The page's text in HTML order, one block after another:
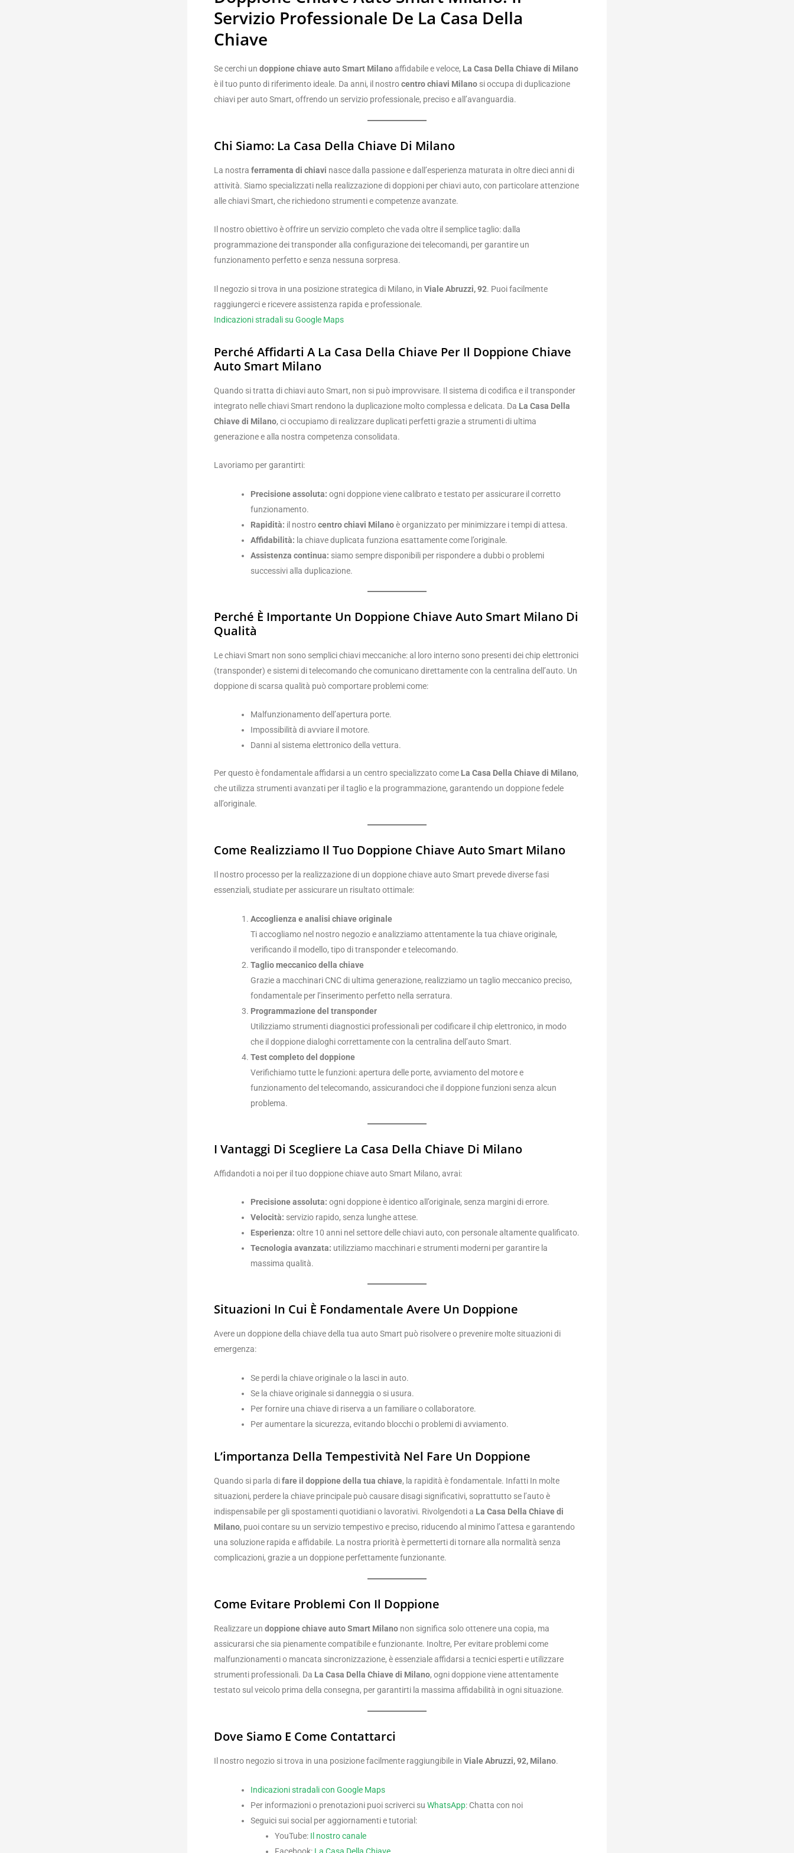
Servizio Professionale De La Casa Della
Chiave
Se cerchi un doppione chiave auto Smart Milanoaffidabile e veloce, La Casa Della Chiave di Milano
è il tuo punto di riferimento ideale. Da anni, il nostrocentro chiavi Milano si occupa di duplicazione
chiavi per auto Smart, offrendo un servizio professionale, preciso e all’avanguardia.
Chi Siamo: La Casa Della Chiave Di Milano
La nostra ferramenta di chiavi nasce dalla passione e dall’esperienza maturata in oltre dieci anni di
attività. Siamo specializzati nella realizzazione di doppioni per chiavi auto, con particolare attenzione
alle chiavi Smart, che richiedono strumenti e competenze avanzate.
Il nostro obiettivo è offrire un servizio completo che vada oltre il semplice taglio: dalla
programmazione dei transponder alla configurazione dei telecomandi, per garantire un
funzionamento perfetto e senza nessuna sorpresa.
Il negozio si trova in una posizione strategica di Milano, in Viale Abruzzi, 92. Puoi facilmente
raggiungerci e ricevere assistenza rapida e professionale.
Indicazioni stradali su Google Maps
Perché Affidarti A La Casa Della Chiave Per Il Doppione Chiave
Auto Smart Milano
Quando si tratta di chiavi auto Smart, non si può improvvisare. Il sistema di codifica e il transponder
integrato nelle chiavi Smart rendono la duplicazione molto complessa e delicata. Da La Casa Della
Chiave di Milano, ci occupiamo di realizzare duplicati perfetti grazie a strumenti di ultima
generazione e alla nostra competenza consolidata.
Lavoriamo per garantirti:
Precisione assoluta: ogni doppione viene calibrato e testato per assicurare il corretto
funzionamento.
Rapidità: il nostrocentro chiavi Milanoè organizzato per minimizzare i tempi di attesa.
Affidabilità: la chiave duplicata funziona esattamente come l’originale.
Assistenza continua: siamo sempre disponibili per rispondere a dubbi o problemi
successivi alla duplicazione.
Perché È Importante Un Doppione Chiave Auto Smart Milano Di
Qualità
Le chiavi Smart non sono semplici chiavi meccaniche: al loro interno sono presenti dei chip elettronici
(transponder) e sistemi di telecomando che comunicano direttamente con la centralina dell’auto. Un
doppione di scarsa qualità può comportare problemi come:
Malfunzionamento dell’apertura porte.
Impossibilità di avviare il motore.
Danni al sistema elettronico della vettura.
Per questo è fondamentale affidarsi a un centro specializzato come La Casa Della Chiave di Milano,
che utilizza strumenti avanzati per il taglio e la programmazione, garantendo un doppione fedele
all’originale.
Come Realizziamo Il Tuo Doppione Chiave Auto Smart Milano
Il nostro processo per la realizzazione di un doppione chiave auto Smart prevede diverse fasi
essenziali, studiate per assicurare un risultato ottimale:
Accoglienza e analisi chiave originale
Ti accogliamo nel nostro negozio e analizziamo attentamente la tua chiave originale,
verificando il modello, tipo di transponder e telecomando.
Taglio meccanico della chiave
Grazie a macchinari CNC di ultima generazione, realizziamo un taglio meccanico preciso,
fondamentale per l’inserimento perfetto nella serratura.
Programmazione del transponder
Utilizziamo strumenti diagnostici professionali per codificare il chip elettronico, in modo
che il doppione dialoghi correttamente con la centralina dell’auto Smart.
Test completo del doppione
Verifichiamo tutte le funzioni: apertura delle porte, avviamento del motore e
funzionamento del telecomando, assicurandoci che il doppione funzioni senza alcun
problema.
I Vantaggi Di Scegliere La Casa Della Chiave Di Milano
Affidandoti a noi per il tuo doppione chiave auto Smart Milano, avrai:
Precisione assoluta: ogni doppione è identico all’originale, senza margini di errore.
Velocità: servizio rapido, senza lunghe attese.
Esperienza: oltre 10 anni nel settore delle chiavi auto, con personale altamente qualificato.
Tecnologia avanzata: utilizziamo macchinari e strumenti moderni per garantire la
massima qualità.
Situazioni In Cui È Fondamentale Avere Un Doppione
Avere un doppione della chiave della tua auto Smart può risolvere o prevenire molte situazioni di
emergenza:
Se perdi la chiave originale o la lasci in auto.
Se la chiave originale si danneggia o si usura.
Per fornire una chiave di riserva a un familiare o collaboratore.
Per aumentare la sicurezza, evitando blocchi o problemi di avviamento.
L’importanza Della Tempestività Nel Fare Un Doppione
Quando si parla difare il doppione della tua chiave, la rapidità è fondamentale. Infatti In molte
situazioni, perdere la chiave principale può causare disagi significativi, soprattutto se l’auto è
indispensabile per gli spostamenti quotidiani o lavorativi. Rivolgendoti a La Casa Della Chiave di
Milano, puoi contare su un servizio tempestivo e preciso, riducendo al minimo l’attesa e garantendo
una soluzione rapida e affidabile. La nostra priorità è permetterti di tornare alla normalità senza
complicazioni, grazie a un doppione perfettamente funzionante.
Come Evitare Problemi Con Il Doppione
Realizzare un doppione chiave auto Smart Milano non significa solo ottenere una copia, ma
assicurarsi che sia pienamente compatibile e funzionante. Inoltre, Per evitare problemi come
malfunzionamenti o mancata sincronizzazione, è essenziale affidarsi a tecnici esperti e utilizzare
strumenti professionali. Da La Casa Della Chiave di Milano, ogni doppione viene attentamente
testato sul veicolo prima della consegna, per garantirti la massima affidabilità in ogni situazione.
Dove Siamo E Come Contattarci
Il nostro negozio si trova in una posizione facilmente raggiungibile in Viale Abruzzi, 92, Milano.
Indicazioni stradali con Google Maps
Per informazioni o prenotazioni puoi scriverci su WhatsApp: Chatta con noi
Seguici sui social per aggiornamenti e tutorial:
YouTube: Il nostro canale
Facebook: La Casa Della Chiave